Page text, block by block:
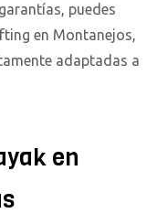
puedes
en Montanejos,
adaptadas a
en